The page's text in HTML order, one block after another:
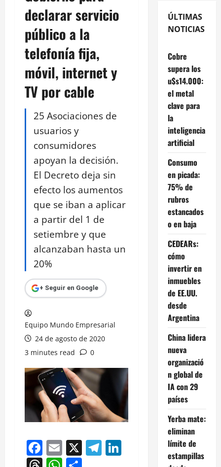
declarar servicio
público a la
telefonía fija,
móvil, internet y
TV por cable
25 Asociaciones de
usuarios y
consumidores
apoyan la decisión.
El Decreto deja sin
efecto los aumentos
que se iban a aplicar
a partir del 1 de
setiembre y que
alcanzaban hasta un
20%
+ Seguir en Google
Equipo Mundo Empresarial
24 de agosto de 2020
3 minutes read
0
Facebook
Email
X Telegram
LinkedIn
ÚLTIMAS
NOTICIAS
Cobre
supera los
u$s14.000:
el metal
clave para
la
inteligencia
artificial
Consumo
en picada:
75% de
rubros
estancados
o en baja
CEDEARs:
cómo
invertir en
inmuebles
de EE.UU.
desde
Argentina
China lidera
nueva
organizació
n global de
IA con 29
países
Yerba mate:
eliminan
límite de
estampillas